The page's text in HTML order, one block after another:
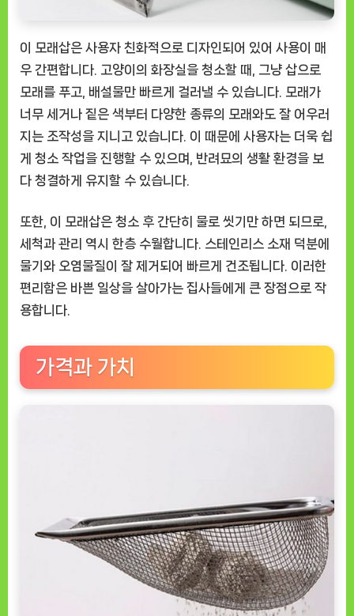
이 모래삽은 사용자 친화적으로 디자인되어 있어 사용이 매
우 간편합니다. 고양이의 화장실을 청소할 때, 그냥 삽으로
모래를 푸고, 배설물만 빠르게 걸러낼 수 있습니다. 모래가
너무 세거나 짙은 색부터 다양한 종류의 모래와도 잘 어우러
지는 조작성을 지니고 있습니다. 이 때문에 사용자는 더욱 쉽
게 청소 작업을 진행할 수 있으며, 반려묘의 생활 환경을 보
다 청결하게 유지할 수 있습니다.
또한, 이 모래삽은 청소 후 간단히 물로 씻기만 하면 되므로,
세척과 관리 역시 한층 수월합니다. 스테인리스 소재 덕분에
물기와 오염물질이 잘 제거되어 빠르게 건조됩니다. 이러한
편리함은 바쁜 일상을 살아가는 집사들에게 큰 장점으로 작
용합니다.
가격과 가치